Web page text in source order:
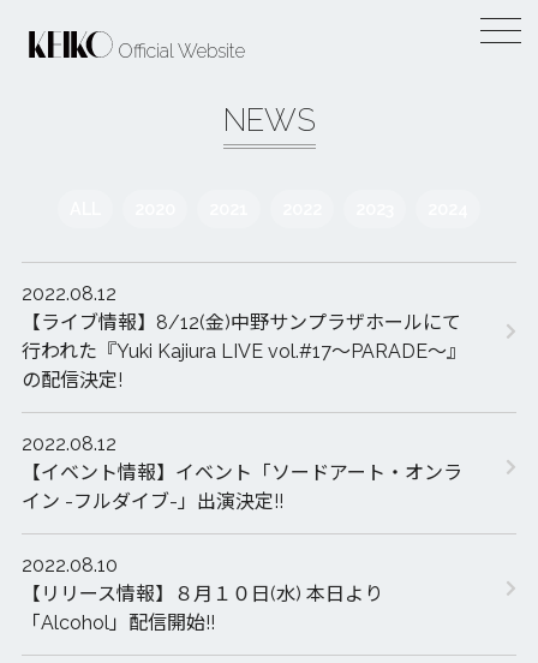
Official Website
NEWS
2022.08.12
【ライブ情報】8/12(金)中野サンプラザホールにて
行われた『Yuki Kajiura LIVE vol.#17～PARADE～』
の配信決定!
2022.08.12
【イベント情報】イベント「ソードアート・オンラ
イン -フルダイブ-」出演決定!!
2022.08.10
【リリース情報】８月１０日(水) 本日より
「Alcohol」配信開始!!